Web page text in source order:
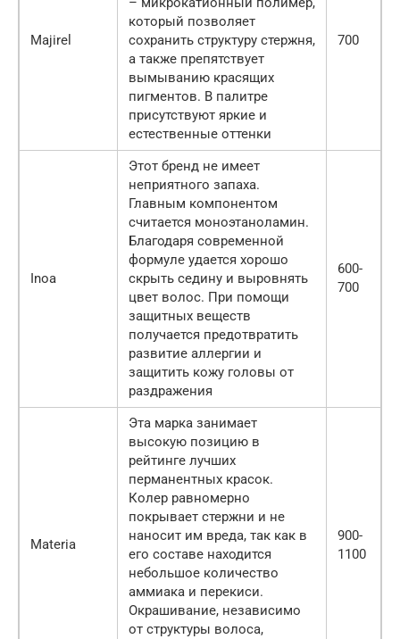
Majirel
который позволяет
сохранить структуру стержня,
а также препятствует
вымыванию красящих
пигментов. В палитре
присутствуют яркие и
естественные оттенки
700
Inoa
Этот бренд не имеет
неприятного запаха.
Главным компонентом
считается моноэтаноламин.
Благодаря современной
формуле удается хорошо
скрыть седину и выровнять
цвет волос. При помощи
защитных веществ
получается предотвратить
развитие аллергии и
защитить кожу головы от
раздражения
600-
700
Materia
Эта марка занимает
высокую позицию в
рейтинге лучших
перманентных красок.
Колер равномерно
покрывает стержни и не
наносит им вреда, так как в
его составе находится
небольшое количество
аммиака и перекиси.
Окрашивание, независимо
от структуры волоса,
900-
1100